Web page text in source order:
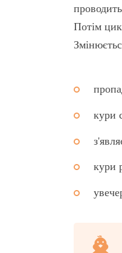
Потім
кури
кури